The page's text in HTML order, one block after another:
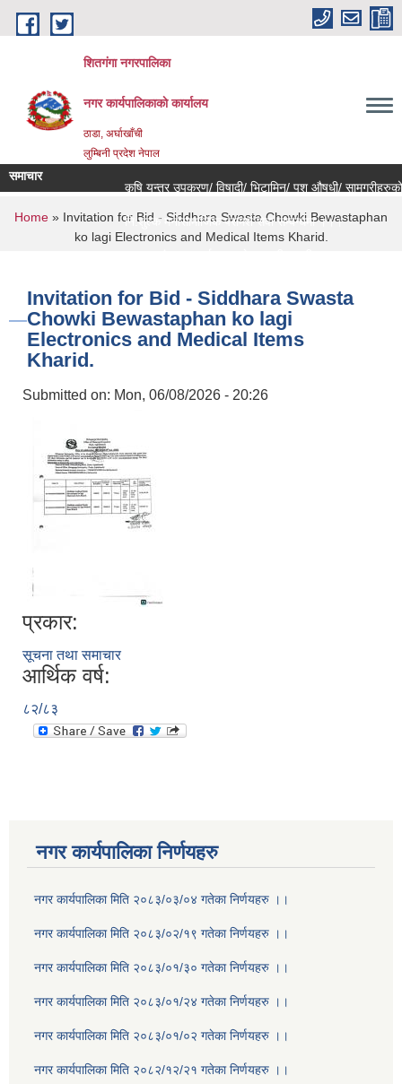
Skip to main content
शितगंगा नगरपालिका
नगर कार्यपालिकाकाे कार्यालय
ठाडा, अर्घाखाँची
लुम्बिनी प्रदेश नेपाल
समाचार
कृषि यन्त्र उपकरण/ विषादी/ भिटामिन/ पशु औषधी/
नि:शुल्क मनोसामाजिक परामर्श सेवा सम्बन्धमा ।।।
You are here
Home » Invitation for Bid - Siddhara Swasta Chowki Bewastaphan
ko lagi Electronics and Medical Items Kharid.
Invitation for Bid - Siddhara Swasta
Chowki Bewastaphan ko lagi
Electronics and Medical Items
Kharid.
Submitted on: Mon, 06/08/2026 - 20:26
प्रकार:
सूचना तथा समाचार
आर्थिक वर्ष:
८२/८३
नगर कार्यपालिका निर्णयहरु
नगर कार्यपालिका मिति २०८३/०३/०४ गतेका निर्णयहरु ।।
नगर कार्यपालिका मिति २०८३/०२/१९ गतेका निर्णयहरु ।।
नगर कार्यपालिका मिति २०८३/०१/३० गतेका निर्णयहरु ।।
नगर कार्यपालिका मिति २०८३/०१/२४ गतेका निर्णयहरु ।।
नगर कार्यपालिका मिति २०८३/०१/०२ गतेका निर्णयहरु ।।
नगर कार्यपालिका मिति २०८२/१२/२१ गतेका निर्णयहरु ।।